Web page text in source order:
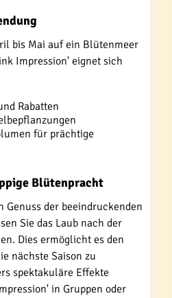
bis Mai auf ein Blütenmeer
Impression' eignet sich
Rabatten
für prächtige
Blütenpracht
Genuss der beeindruckenden
Sie das Laub nach der
Dies ermöglicht es den
nächste Saison zu
spektakuläre Effekte
in Gruppen oder